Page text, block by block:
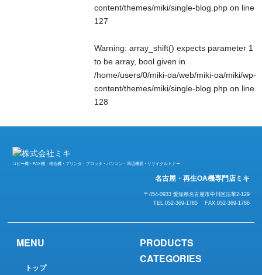
content/themes/miki/single-blog.php on line
127
Warning: array_shift() expects parameter 1
to be array, bool given in
/home/users/0/miki-oa/web/miki-oa/miki/wp-
content/themes/miki/single-blog.php on line
128
コピー機・FAX機・複合機・プリンタ・プロッタ・パソコン・周辺機器・リサイクルトナー
名古屋・再生OA機専門店ミキ
〒454-0933 愛知県名古屋市中川区法華2-129
TEL.052-369-1785 FAX.052-369-1786
MENU
トップ
PRODUCTS
CATEGORIES